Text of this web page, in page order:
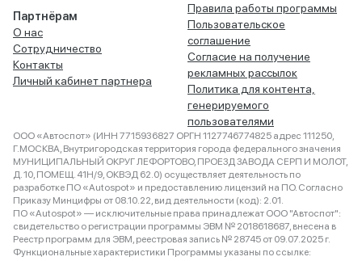
Партнёрам
О нас
Сотрудничество
Контакты
Личный кабинет партнера
Правила работы программы
Пользовательское
соглашение
Согласие на получение
рекламных рассылок
Политика для контента,
генерируемого
пользователями
ООО «Автоспот» (ИНН 7715936827 ОРГН 1127746774825 адрес 111250,
Г.МОСКВА, Внутригородская территория города федерального значения
МУНИЦИПАЛЬНЫЙ ОКРУГ ЛЕФОРТОВО, ПРОЕЗД ЗАВОДА СЕРП И МОЛОТ,
Д. 10, ПОМЕЩ. 41Н/9, ОКВЭД 62.0) осуществляет деятельность по
разработке ПО «Autospot» и предоставлению лицензий на ПО. Согласно
Приказу Минцифры от 08.10.22, вид деятельности (код): 2.01.
ПО «Autospot» — исключительные права принадлежат ООО "Автоспот":
свидетельство о регистрации программы ЭВМ № 2018618687, внесена в
Реестр программ для ЭВМ, реестровая запись № 28745 от 09.07.2025 г.
Функциональные характеристики Программы указаны по ссылке: